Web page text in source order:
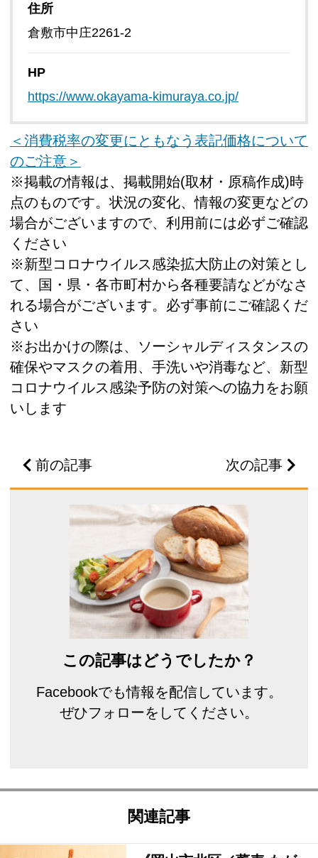
住所
倉敷市中庄2261-2
HP
https://www.okayama-kimuraya.co.jp/
＜消費税率の変更にともなう表記価格について
のご注意＞
※掲載の情報は、掲載開始(取材・原稿作成)時
点のものです。状況の変化、情報の変更などの
場合がございますので、利用前には必ずご確認
ください
※新型コロナウイルス感染拡大防止の対策とし
て、国・県・各市町村から各種要請などがなさ
れる場合がございます。必ず事前にご確認くだ
さい
※お出かけの際は、ソーシャルディスタンスの
確保やマスクの着用、手洗いや消毒など、新型
コロナウイルス感染予防の対策への協力をお願
いします
前の記事 次の記事
この記事はどうでしたか？
Facebookでも情報を配信しています。
ぜひフォローをしてください。
関連記事